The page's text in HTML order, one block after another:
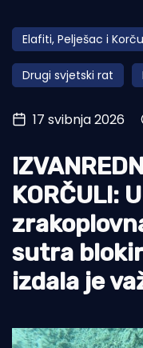
Obala
Otoci
Turizam i nautika
Pomorstvo
Ekologija
Tradicija i kultura
Elafiti, Pelješac i
Drugi svjetski rat
17 svibnja 2026
KORČULI:
sutra
izdala je